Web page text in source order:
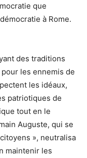
que
à Rome.
des traditions
les ennemis de
les idéaux,
patriotiques de
tout en le
Auguste, qui se
», neutralisa
maintenir les